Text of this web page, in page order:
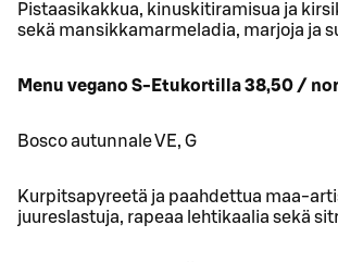
Pistaasikakkua, kinuskitiramisua ja
sekä mansikkamarmeladia, marjoja ja
Menu vegano S-Etukortilla 38,50 /
Bosco autunnale VE, G
Kurpitsapyreetä ja paahdettua maa-
juureslastuja, rapeaa lehtikaalia sekä